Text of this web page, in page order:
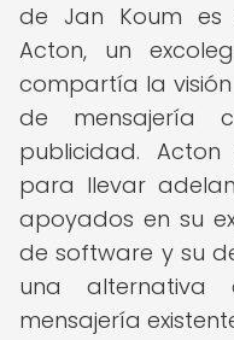
de Jan Koum es
Acton, un
compartía la
de mensajería
publicidad.
para llevar
apoyados en su
de software y su
una alternativa
mensajería